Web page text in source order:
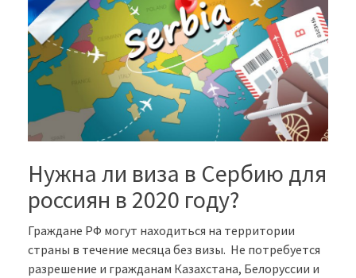
Нужна ли виза в Сербию для
россиян в 2020 году?
Граждане РФ могут находиться на территории
страны в течение месяца без визы. Не потребуется
разрешение и гражданам Казахстана, Белоруссии и